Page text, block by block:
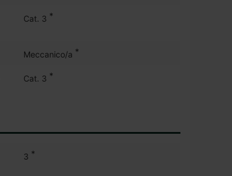
Cat. 3 *
Meccanico/a *
Cat. 3 *
3 *